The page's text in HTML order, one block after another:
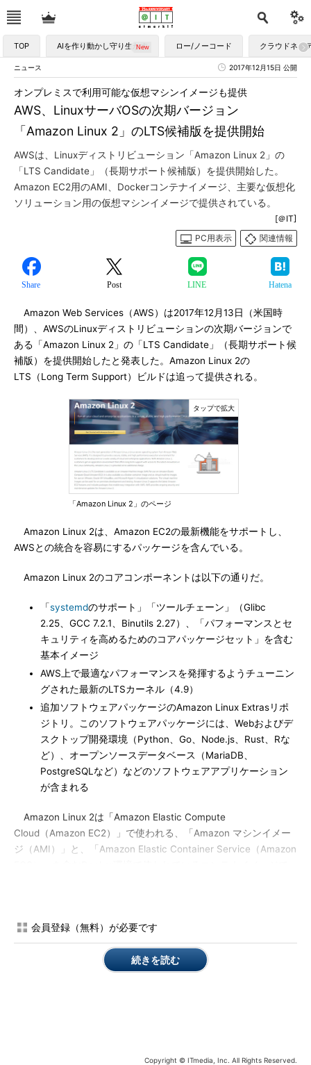
TOP AIを作り動かし守り生かす ロー/ノーコード クラウドネイ
ニュース 2017年12月15日 公開
AWS、LinuxサーバOSの次期バージョン
「Amazon Linux 2」のLTS候補版を提供開始
オンプレミスで利用可能な仮想マシンイメージも提供
AWSは、Linuxディストリビューション「Amazon Linux 2」の
「LTS Candidate」（長期サポート候補版）を提供開始した。
Amazon EC2用のAMI、Dockerコンテナイメージ、主要な仮想化
ソリューション用の仮想マシンイメージで提供されている。
[＠IT]
PC用表示
関連情報
Share Post LINE Hatena
Amazon Web Services（AWS）は2017年12月13日（米国時
間）、AWSのLinuxディストリビューションの次期バージョンで
ある「Amazon Linux 2」の「LTS Candidate」（長期サポート候
補版）を提供開始したと発表した。Amazon Linux 2の
LTS（Long Term Support）ビルドは追って提供される。
「Amazon Linux 2」のページ
Amazon Linux 2は、Amazon EC2の最新機能をサポートし、
AWSとの統合を容易にするパッケージを含んでいる。
Amazon Linux 2のコアコンポーネントは以下の通りだ。
「systemdのサポート」「ツールチェーン」（Glibc
2.25、GCC 7.2.1、Binutils 2.27）、「パフォーマンスとセ
キュリティを高めるためのコアパッケージセット」を含む
基本イメージ
AWS上で最適なパフォーマンスを発揮するようチューニン
グされた最新のLTSカーネル（4.9）
追加ソフトウェアパッケージのAmazon Linux Extrasリポ
ジトリ。このソフトウェアパッケージには、Webおよびデ
スクトップ開発環境（Python、Go、Node.js、Rust、Rな
ど）、オープンソースデータベース（MariaDB、
PostgreSQLなど）などのソフトウェアアプリケーション
が含まれる
Amazon Linux 2は「Amazon Elastic Compute
Cloud（Amazon EC2）」で使われる、「Amazon マシンイメー
ジ（AMI）」と、「Amazon Elastic Container Service（Amazon
イメージは、オンプレミスの開発とテストに使用できる。
Amazon Linux 2のLTSビルドは5年間の長期サポートが付属
し、顧客はLinuxコミュニティーにおける最新のイノベーション
会員登録（無料）が必要です
続きを読む
Copyright © ITmedia, Inc. All Rights Reserved.